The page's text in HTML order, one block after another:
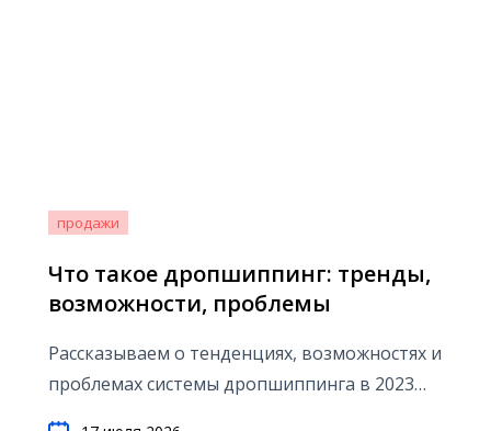
продажи
Что такое дропшиппинг: тренды,
возможности, проблемы
Рассказываем о тенденциях, возможностях и
проблемах системы дропшиппинга в 2023